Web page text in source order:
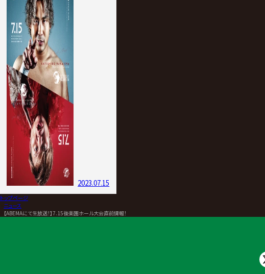
2023.07.15
トップページ
ニュース
【ABEMAにて生放送！】7.15後楽園ホール大会直前情報！